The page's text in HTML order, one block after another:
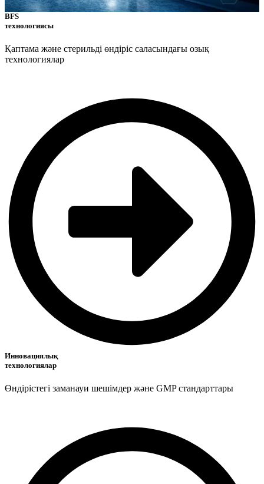
BFS
технологиясы
Қаптама және стерильді өндіріс саласындағы озық
технологиялар
Инновациялық
технологиялар
Өндірістегі заманауи шешімдер және GMP стандарттары